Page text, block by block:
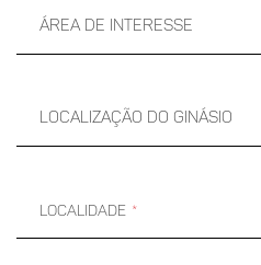
Área de Interesse
Localização do Ginásio
Localidade